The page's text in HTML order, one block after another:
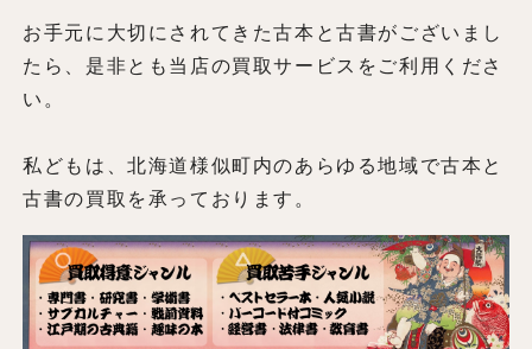
お手元に大切にされてきた古本と古書がございまし
たら、是非とも当店の買取サービスをご利用くださ
い。
私どもは、北海道様似町内のあらゆる地域で古本と
古書の買取を承っております。